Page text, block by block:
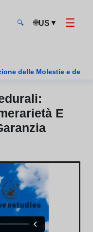
🔍 🌐US ▼ ☰
delle Molestie e della
E